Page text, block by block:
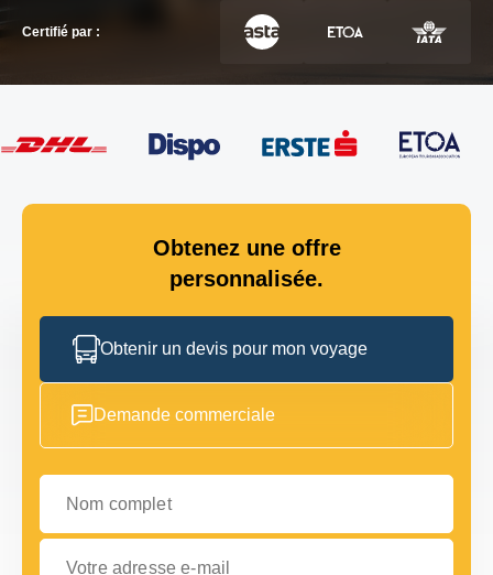
Certifié par :
Obtenez une offre
personnalisée.
Obtenir un devis pour mon voyage
Demande commerciale
Nom complet
Votre adresse e-mail